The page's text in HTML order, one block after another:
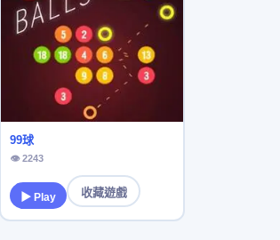
99球
👁 2243
▶ Play 收藏遊戲